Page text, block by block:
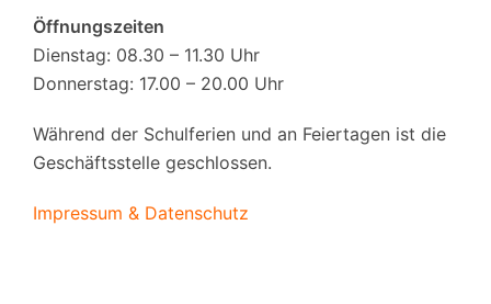
Öffnungszeiten
Dienstag: 08.30 – 11.30 Uhr
Donnerstag: 17.00 – 20.00 Uhr
Während der Schulferien und an Feiertagen ist die
Geschäftsstelle geschlossen.
Impressum & Datenschutz